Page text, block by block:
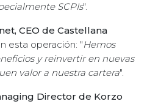
SCPIs".
CEO de Castellana
esta operación: "Hemos
y reinvertir en nuevas
valor a nuestra cartera".
Director de Korzo